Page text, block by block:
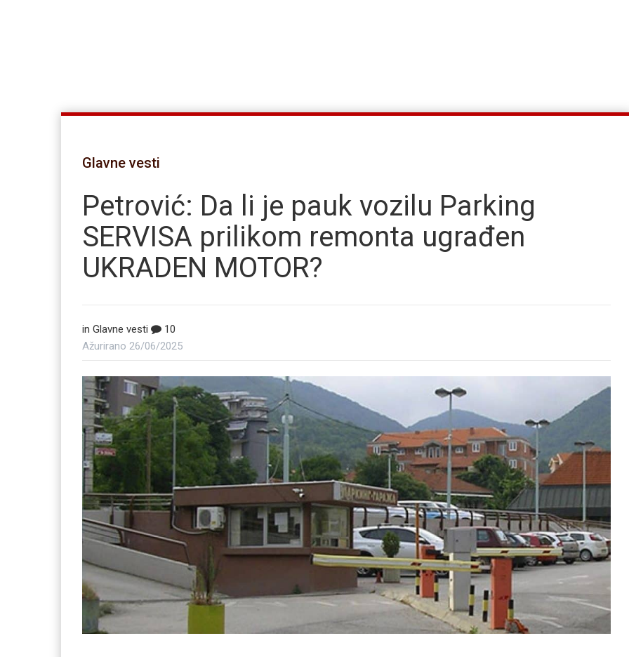
Glavne vesti
Petrović: Da li je pauk vozilu Parking
SERVISA prilikom remonta ugrađen
UKRADEN MOTOR?
in Glavne vesti
10
Ažurirano 26/06/2025